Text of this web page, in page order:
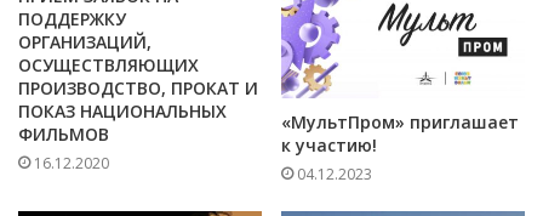
ПОДДЕРЖКУ
ОРГАНИЗАЦИЙ,
ОСУЩЕСТВЛЯЮЩИХ
ПРОИЗВОДСТВО, ПРОКАТ И
ПОКАЗ НАЦИОНАЛЬНЫХ
ФИЛЬМОВ
16.12.2020
«МультПром» приглашает
к участию!
04.12.2023